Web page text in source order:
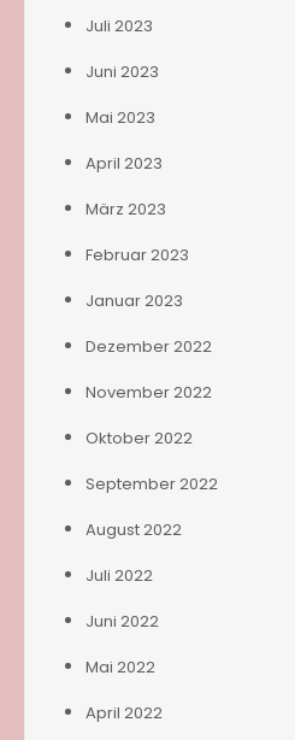
Juli 2023
Juni 2023
Mai 2023
April 2023
März 2023
Februar 2023
Januar 2023
Dezember 2022
November 2022
Oktober 2022
September 2022
August 2022
Juli 2022
Juni 2022
Mai 2022
April 2022